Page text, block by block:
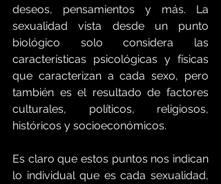
deseos, pensamientos y más. La
sexualidad vista desde un punto
biológico solo considera las
características psicológicas y físicas
que caracterizan a cada sexo, pero
también es el resultado de factores
culturales, políticos, religiosos,
históricos y socioeconómicos.
Es claro que estos puntos nos indican
lo individual que es cada sexualidad,